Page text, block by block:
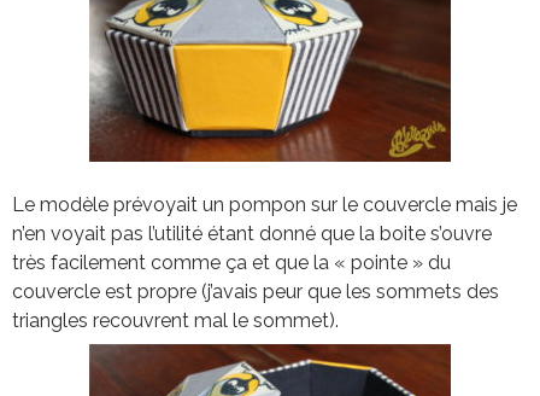
Le modèle prévoyait un pompon sur le couvercle mais je
n’en voyait pas l’utilité étant donné que la boite s’ouvre
très facilement comme ça et que la « pointe » du
couvercle est propre (j’avais peur que les sommets des
triangles recouvrent mal le sommet).